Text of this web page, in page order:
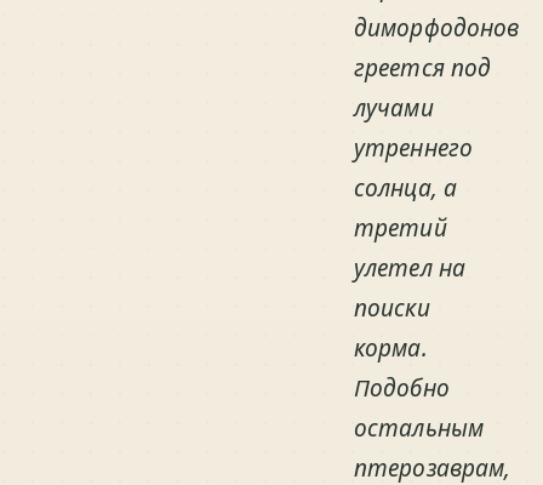
диморфодонов
греется под
лучами
утреннего
солнца, а
третий
улетел на
поиски
корма.
Подобно
остальным
птерозаврам,